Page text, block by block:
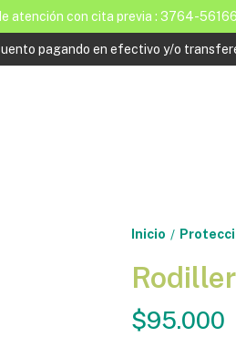
atención con cita previa : 3764-
pagando en efectivo y/o
Inicio /
$95.000